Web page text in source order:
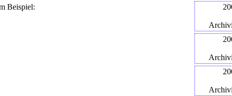
Beispiel: